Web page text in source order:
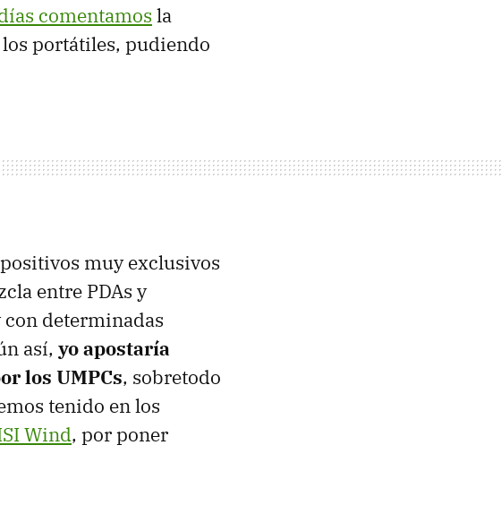
comentamos la
portátiles, pudiendo
muy exclusivos
entre PDAs y
determinadas
así, yo apostaría
los UMPCs, sobretodo
tenido en los
Wind, por poner